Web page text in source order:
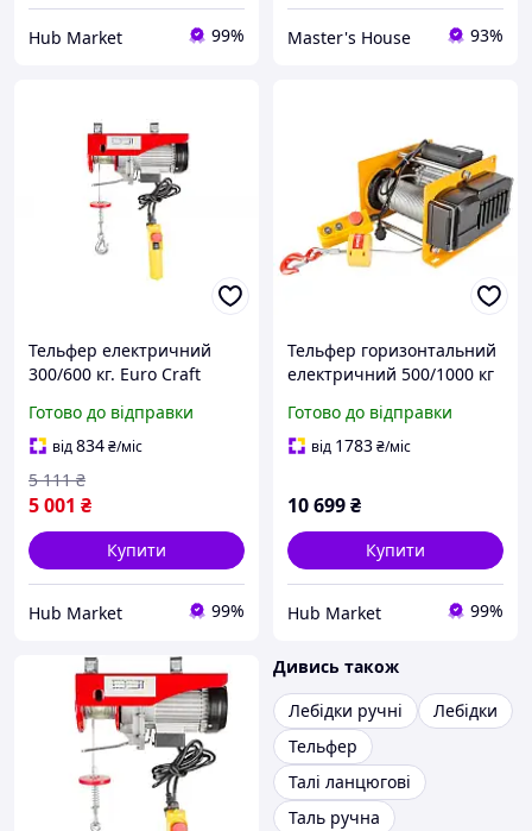
Hub Market 99% Master's House 93%
Тельфер електричний
300/600 кг. Euro Craft
Готово до відправки
від834₴/міс
5 001 ₴
5 111 ₴
Купити
Hub Market 99%
Тельфер горизонтальний
електричний 500/1000 кг
Вт 30 м трос HM
Готово до відправки
від 1783₴/міс
10 699₴
Купити
Hub Market 99%
Дивись також
Лебідки ручні
Лебідки
Тельфер
Талі ланцюгові
Таль ручна